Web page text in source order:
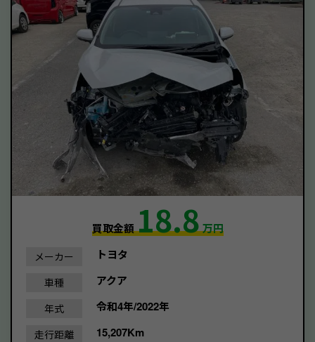
買取金額18.8万円
メーカー トヨタ
車種 アクア
年式 令和4年/2022年
走行距離 15,207Km